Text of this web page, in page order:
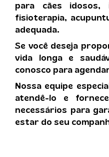
para cães idosos,
fisioterapia,
adequada.
Se você deseja
vida longa e
conosco para
Nossa equipe
atendê-lo e
necessários para
estar do seu